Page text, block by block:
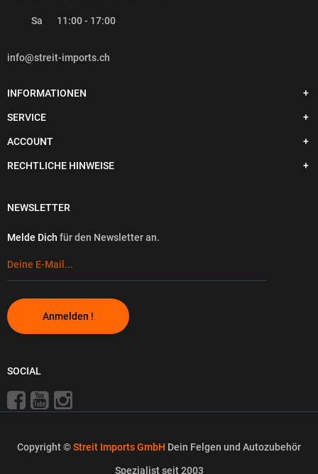
Sa 11:00 - 17:00
info@streit-imports.ch
INFORMATIONEN
SERVICE
ACCOUNT
RECHTLICHE HINWEISE
NEWSLETTER
Melde Dich für den Newsletter an.
Anmelden !
SOCIAL
Copyright ©Streit Imports GmbH Dein Felgen und Autozubehör
Spezialist seit 2003